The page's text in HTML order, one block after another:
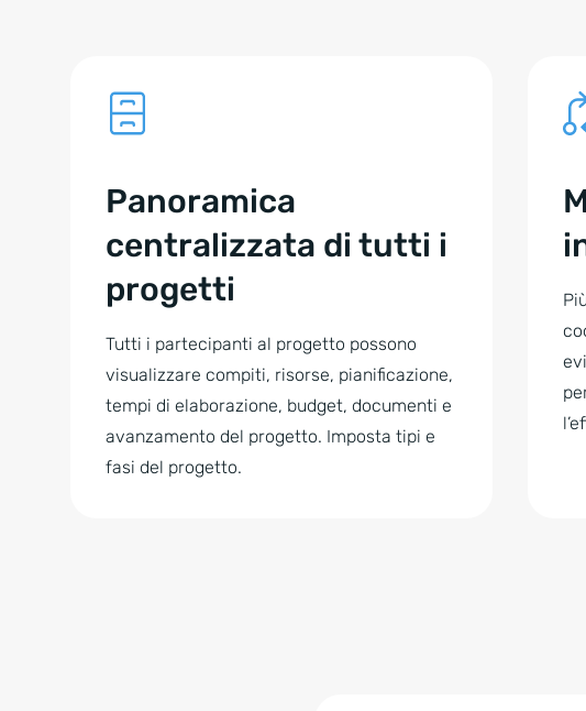
Panoramica
centralizzata di tutti i
progetti
Tutti i partecipanti al progetto possono
visualizzare compiti, risorse, pianificazione,
tempi di elaborazione, budget, documenti e
avanzamento del progetto. Imposta tipi e
fasi del progetto.